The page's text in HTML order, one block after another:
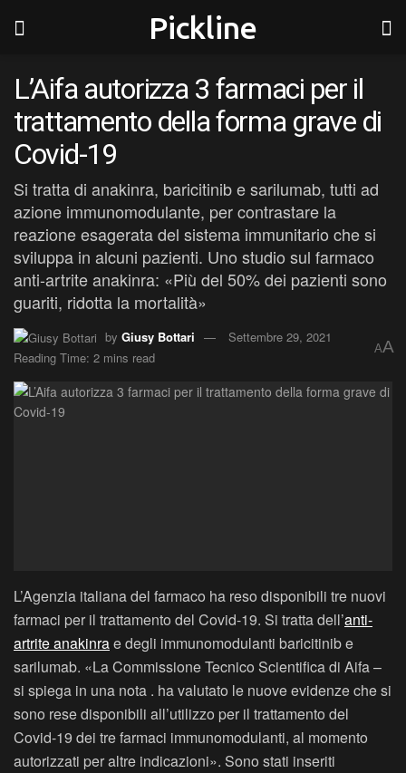
Pickline
L’Aifa autorizza 3 farmaci per il
trattamento della forma grave di
Covid-19
Si tratta di anakinra, baricitinib e sarilumab, tutti ad
azione immunomodulante, per contrastare la
reazione esagerata del sistema immunitario che si
sviluppa in alcuni pazienti. Uno studio sul farmaco
anti-artrite anakinra: «Più del 50% dei pazienti sono
guariti, ridotta la mortalità»
by Giusy Bottari
Settembre 29, 2021
Reading Time: 2 mins read
AA
L’Agenzia italiana del farmaco ha reso disponibili tre nuovi
farmaci per il trattamento del Covid-19. Si tratta dell’anti-
artrite anakinrae degli immunomodulanti baricitinib e
sarilumab. «La Commissione Tecnico Scientifica di Aifa –
si spiega in una nota . ha valutato le nuove evidenze che si
sono rese disponibili all’utilizzo per il trattamento del
Covid-19 dei tre farmaci immunomodulanti, al momento
autorizzati per altre indicazioni». Sono stati inseriti